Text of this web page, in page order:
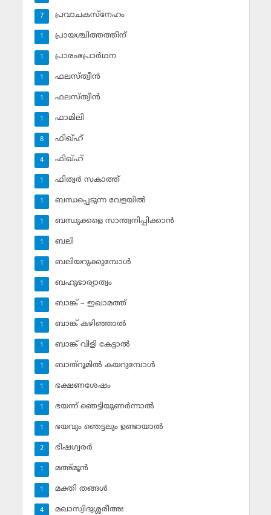
പ്രവാചകസ്‌നേഹം
7
പ്രായശ്ചിത്തത്തിന്
1
പ്രാരംഭപ്രാര്‍ഥന
1
ഫലസ്ത്വീൻ
1
ഫലസ്ത്വീൻ
1
ഫാമിലി
1
ഫിഖ്ഹ്
8
ഫിഖ്ഹ്‌
4
ഫിത്വര്‍ സകാത്ത്‌
1
ബന്ധപ്പെടുന്ന വേളയില്‍
1
ബന്ധുക്കളെ സാന്ത്വനിപ്പിക്കാന്‍
1
ബലി
1
ബലിയറുക്കുമ്പോള്‍
1
ബഹുഭാര്യാത്വം
1
ബാങ്ക് – ഇഖാമത്ത്
1
ബാങ്ക് കഴിഞ്ഞാല്‍
1
ബാങ്ക് വിളി കേട്ടാല്‍
1
ബാത്‌റൂമില്‍ കയറുമ്പോള്‍
1
ഭക്ഷണശേഷം
1
ഭയന്ന് ഞെട്ടിയുണര്‍ന്നാല്‍
1
ഭയവും ഞെട്ടലും ഉണ്ടായാല്‍
1
ഭിഷഗ്വരര്‍
2
മഅ്മൂന്‍
1
മക്തി തങ്ങള്‍
1
മഖാസ്വിദുശ്ശരീഅഃ
4